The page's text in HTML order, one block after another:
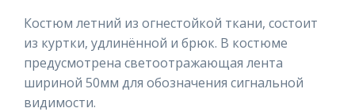
Костюм летний из огнестойкой ткани, состоит
из куртки, удлинённой и брюк. В костюме
предусмотрена светоотражающая лента
шириной 50мм для обозначения сигнальной
видимости.